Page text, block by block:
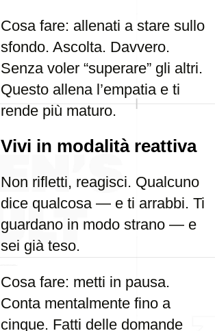
Cosa fare: allenati a stare sullo
sfondo. Ascolta. Davvero.
Senza voler “superare” gli altri.
Questo allena l’empatia e ti
rende più maturo.
Vivi in modalità reattiva
Non rifletti, reagisci. Qualcuno
dice qualcosa — e ti arrabbi. Ti
guardano in modo strano — e
sei già teso.
Cosa fare: metti in pausa.
Conta mentalmente fino a
cinque. Fatti delle domande